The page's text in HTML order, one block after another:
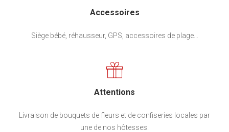
Accessoires
Siège bébé, réhausseur, GPS, accessoires de plage…
Attentions
Livraison de bouquets de fleurs et de confiseries locales par
une de nos hôtesses.